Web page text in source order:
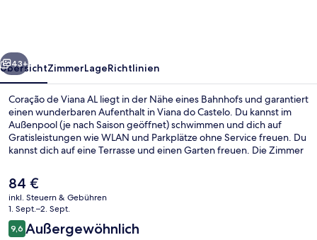
Weiter
43+
ÜbersichtZimmerLageRichtlinien
Coração de Viana AL liegt in der Nähe eines Bahnhofs und garantiert
einen wunderbaren Aufenthalt in Viana do Castelo. Du kannst im
Außenpool (je nach Saison geöffnet) schwimmen und dich auf
Gratisleistungen wie WLAN und Parkplätze ohne Service freuen. Du
kannst dich auf eine Terrasse und einen Garten freuen. Die Zimmer
Der
aktuelle
Preis
beträgt
84 €.
84 €
inkl. Steuern & Gebühren
1. Sept.–2. Sept.
Bewertungen
9,69,6 von 10.
Außergewöhnlich